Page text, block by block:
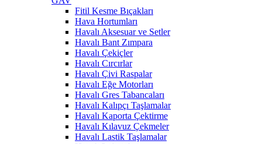
Fitil Kesme Bıçakları
Hava Hortumları
Havalı Aksesuar ve Setler
Havalı Bant Zımpara
Havalı Çekiçler
Havalı Cırcırlar
Havalı Çivi Raspalar
Havalı Eğe Motorları
Havalı Gres Tabancaları
Havalı Kalıpçı Taşlamalar
Havalı Kaporta Çektirme
Havalı Kılavuz Çekmeler
Havalı Lastik Taşlamalar